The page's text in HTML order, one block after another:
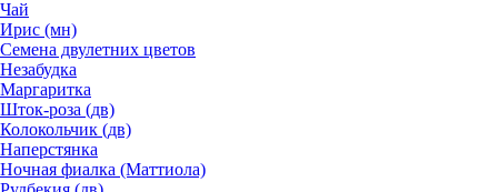
Чай
Ирис (мн)
Семена двулетних цветов
Незабудка
Маргаритка
Шток-роза (дв)
Колокольчик (дв)
Наперстянка
Ночная фиалка (Маттиола)